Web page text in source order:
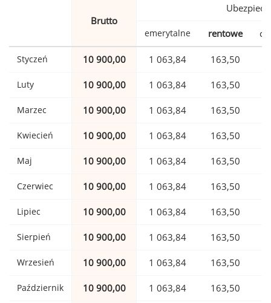
Brutto
emerytalne rentowe
Styczeń 10 900,00 1 063,84 163,50
Luty 10 900,00 1 063,84 163,50
Marzec 10 900,00 1 063,84 163,50
Kwiecień 10 900,00 1 063,84 163,50
Maj 10 900,00 1 063,84 163,50
Czerwiec 10 900,00 1 063,84 163,50
Lipiec 10 900,00 1 063,84 163,50
Sierpień 10 900,00 1 063,84 163,50
Wrzesień 10 900,00 1 063,84 163,50
Październik 10 900,00 1 063,84 163,50